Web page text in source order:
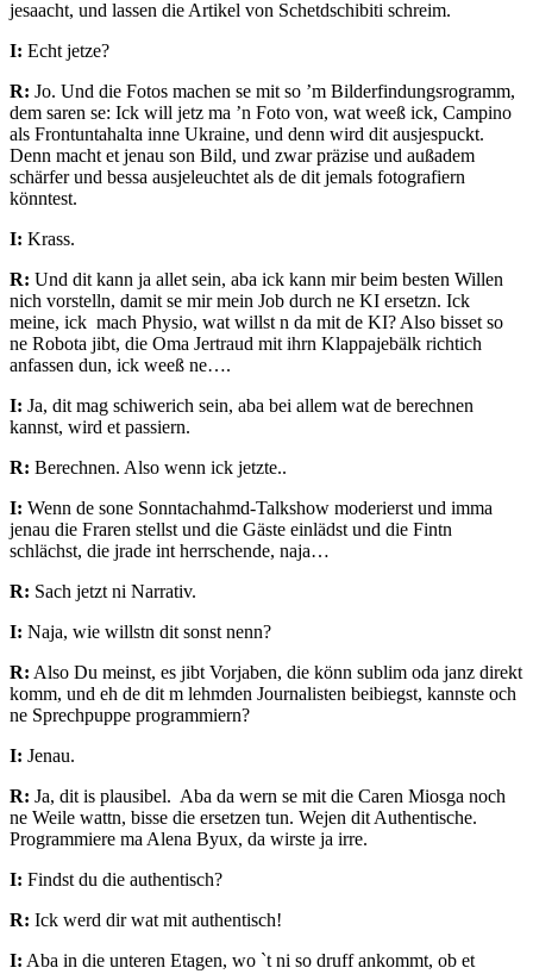
jesaacht, und lassen die Artikel von Schetdschibiti schreim.
I: Echt jetze?
R: Jo. Und die Fotos machen se mit so ’m Bilderfindungsrogramm,
dem saren se: Ick will jetz ma ’n Foto von, wat weeß ick, Campino
als Frontuntahalta inne Ukraine, und denn wird dit ausjespuckt.
Denn macht et jenau son Bild, und zwar präzise und außadem
schärfer und bessa ausjeleuchtet als de dit jemals fotografiern
könntest.
I: Krass.
R: Und dit kann ja allet sein, aba ick kann mir beim besten Willen
nich vorstelln, damit se mir mein Job durch ne KI ersetzn. Ick
meine, ick mach Physio, wat willst n da mit de KI? Also bisset so
ne Robota jibt, die Oma Jertraud mit ihrn Klappajebälk richtich
anfassen dun, ick weeß ne….
I: Ja, dit mag schiwerich sein, aba bei allem wat de berechnen
kannst, wird et passiern.
R: Berechnen. Also wenn ick jetzte..
I: Wenn de sone Sonntachahmd-Talkshow moderierst und imma
jenau die Fraren stellst und die Gäste einlädst und die Fintn
schlächst, die jrade int herrschende, naja…
R: Sach jetzt ni Narrativ.
I: Naja, wie willstn dit sonst nenn?
R: Also Du meinst, es jibt Vorjaben, die könn sublim oda janz direkt
komm, und eh de dit m lehmden Journalisten beibiegst, kannste och
ne Sprechpuppe programmiern?
I: Jenau.
R: Ja, dit is plausibel. Aba da wern se mit die Caren Miosga noch
ne Weile wattn, bisse die ersetzen tun. Wejen dit Authentische.
Programmiere ma Alena Byux, da wirste ja irre.
I: Findst du die authentisch?
R: Ick werd dir wat mit authentisch!
I: Aba in die unteren Etagen, wo `t ni so druff ankommt, ob et